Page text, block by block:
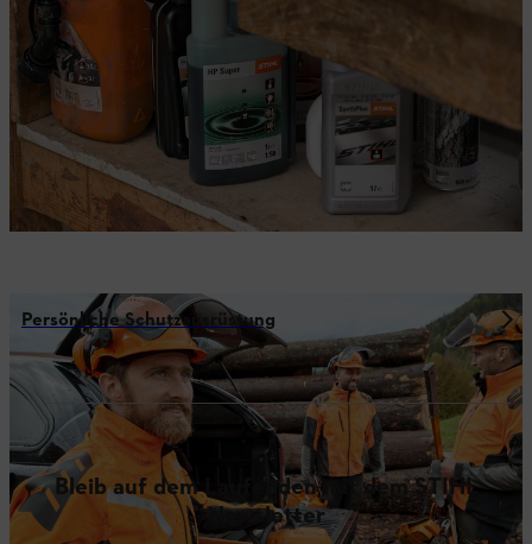
Persönliche Schutzausrüstung
Bleib auf dem Laufenden mit dem STIHL
Newsletter